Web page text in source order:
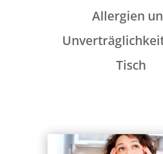
Allergien
Tisch